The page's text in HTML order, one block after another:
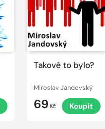
Takové to bylo?
Miroslav Jandovský
69 Kč Koupit